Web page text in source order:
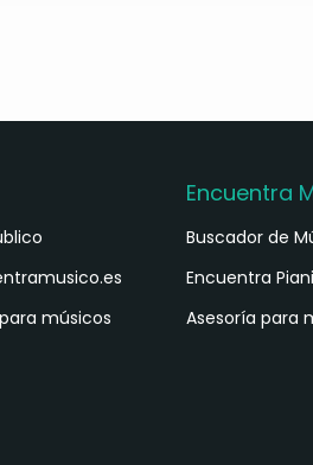
músicos
Encuentra
Buscador de
Encuentra
Asesoría para